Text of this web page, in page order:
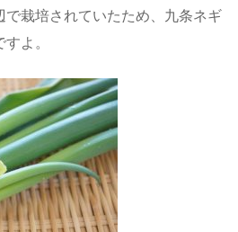
で栽培されていたため、九条ネギ
よ。